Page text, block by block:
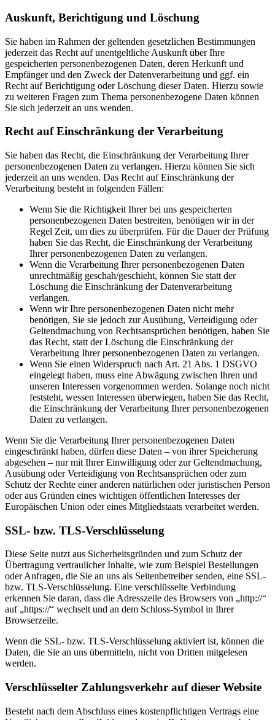
Auskunft, Berichtigung und Löschung
Sie haben im Rahmen der geltenden gesetzlichen Bestimmungen
jederzeit das Recht auf unentgeltliche Auskunft über Ihre
gespeicherten personenbezogenen Daten, deren Herkunft und
Empfänger und den Zweck der Datenverarbeitung und ggf. ein
Recht auf Berichtigung oder Löschung dieser Daten. Hierzu sowie
zu weiteren Fragen zum Thema personenbezogene Daten können
Sie sich jederzeit an uns wenden.
Recht auf Einschränkung der Verarbeitung
Sie haben das Recht, die Einschränkung der Verarbeitung Ihrer
personenbezogenen Daten zu verlangen. Hierzu können Sie sich
jederzeit an uns wenden. Das Recht auf Einschränkung der
Verarbeitung besteht in folgenden Fällen:
Wenn Sie die Richtigkeit Ihrer bei uns gespeicherten
personenbezogenen Daten bestreiten, benötigen wir in der
Regel Zeit, um dies zu überprüfen. Für die Dauer der Prüfung
haben Sie das Recht, die Einschränkung der Verarbeitung
Ihrer personenbezogenen Daten zu verlangen.
Wenn die Verarbeitung Ihrer personenbezogenen Daten
unrechtmäßig geschah/geschieht, können Sie statt der
Löschung die Einschränkung der Datenverarbeitung
verlangen.
Wenn wir Ihre personenbezogenen Daten nicht mehr
benötigen, Sie sie jedoch zur Ausübung, Verteidigung oder
Geltendmachung von Rechtsansprüchen benötigen, haben Sie
das Recht, statt der Löschung die Einschränkung der
Verarbeitung Ihrer personenbezogenen Daten zu verlangen.
Wenn Sie einen Widerspruch nach Art. 21 Abs. 1 DSGVO
eingelegt haben, muss eine Abwägung zwischen Ihren und
unseren Interessen vorgenommen werden. Solange noch nicht
feststeht, wessen Interessen überwiegen, haben Sie das Recht,
die Einschränkung der Verarbeitung Ihrer personenbezogenen
Daten zu verlangen.
Wenn Sie die Verarbeitung Ihrer personenbezogenen Daten
eingeschränkt haben, dürfen diese Daten – von ihrer Speicherung
abgesehen – nur mit Ihrer Einwilligung oder zur Geltendmachung,
Ausübung oder Verteidigung von Rechtsansprüchen oder zum
Schutz der Rechte einer anderen natürlichen oder juristischen Person
oder aus Gründen eines wichtigen öffentlichen Interesses der
Europäischen Union oder eines Mitgliedstaats verarbeitet werden.
SSL- bzw. TLS-Verschlüsselung
Diese Seite nutzt aus Sicherheitsgründen und zum Schutz der
Übertragung vertraulicher Inhalte, wie zum Beispiel Bestellungen
oder Anfragen, die Sie an uns als Seitenbetreiber senden, eine SSL-
bzw. TLS-Verschlüsselung. Eine verschlüsselte Verbindung
erkennen Sie daran, dass die Adresszeile des Browsers von „http://“
auf „https://“ wechselt und an dem Schloss-Symbol in Ihrer
Browserzeile.
Wenn die SSL- bzw. TLS-Verschlüsselung aktiviert ist, können die
Daten, die Sie an uns übermitteln, nicht von Dritten mitgelesen
werden.
Verschlüsselter Zahlungsverkehr auf dieser Website
Besteht nach dem Abschluss eines kostenpflichtigen Vertrags eine